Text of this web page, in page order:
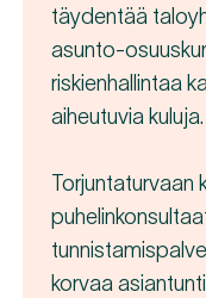
täydentää
asunto-
riskienhallintaa
aiheutuvia kuluja.
Torjuntaturvaan
korvaa